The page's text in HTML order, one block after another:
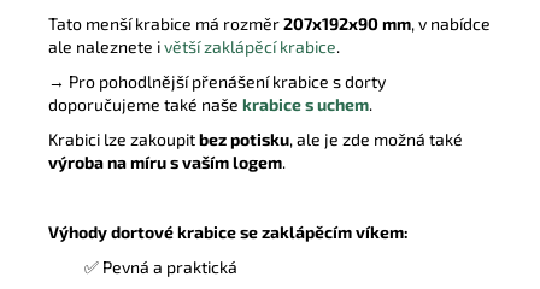
Tato menší krabice má rozměr207x192x90 mm, v nabídce
ale naleznete ivětší zaklápěcí krabice.
→ Pro pohodlnější přenášení krabice s dorty
doporučujeme také naše krabice s uchem.
Krabici lze zakoupitbez potisku, ale je zde možná také
výroba na míru s vaším logem.
Výhody dortové krabice se zaklápěcím víkem:
✅ Pevná a praktická